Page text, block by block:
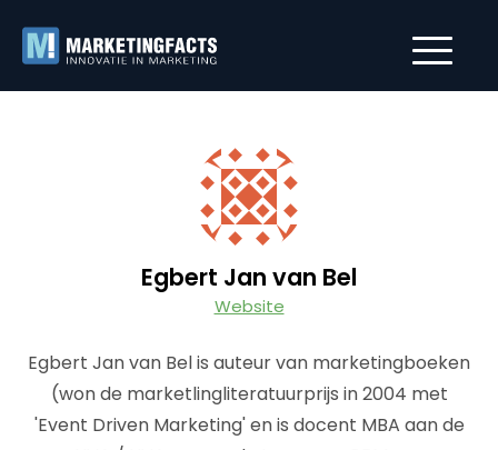
Egbert Jan van Bel
Website
Egbert Jan van Bel is auteur van marketingboeken
(won de marketlingliteratuurprijs in 2004 met
'Event Driven Marketing' en is docent MBA aan de